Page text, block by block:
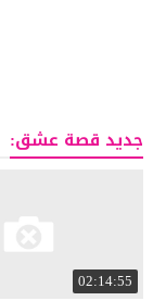
جديد قصة عشق:
02:14:55